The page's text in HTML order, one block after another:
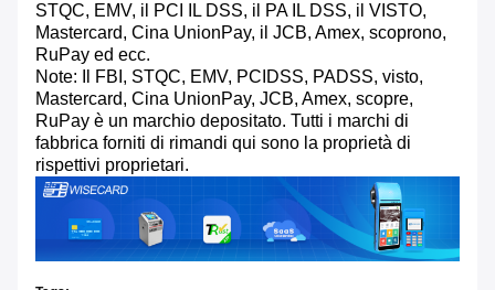
STQC, EMV, il PCI IL DSS, il PA IL DSS, il VISTO,
Mastercard, Cina UnionPay, il JCB, Amex, scoprono,
RuPay ed ecc.
Note: Il FBI, STQC, EMV, PCIDSS, PADSS, visto,
Mastercard, Cina UnionPay, JCB, Amex, scopre,
RuPay è un marchio depositato. Tutti i marchi di
fabbrica forniti di rimandi qui sono la proprietà di
rispettivi proprietari.